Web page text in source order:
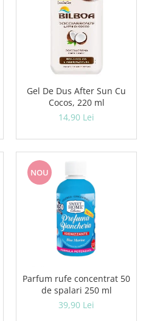
Gel De Dus After Sun Cu
Cocos, 220 ml
14,90 Lei
NOU
Parfum rufe concentrat 50
de spalari 250 ml
39,90 Lei